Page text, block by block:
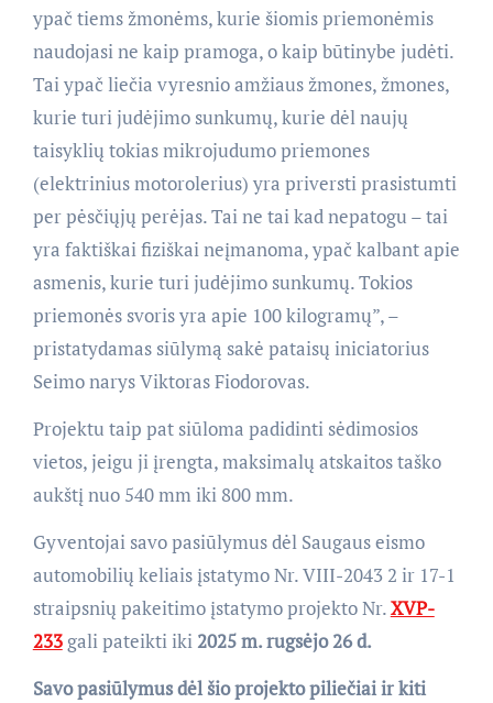
ypač tiems žmonėms, kurie šiomis priemonėmis
naudojasi ne kaip pramoga, o kaip būtinybe judėti.
Tai ypač liečia vyresnio amžiaus žmones, žmones,
kurie turi judėjimo sunkumų, kurie dėl naujų
taisyklių tokias mikrojudumo priemones
(elektrinius motorolerius) yra priversti prasistumti
per pėsčiųjų perėjas. Tai ne tai kad nepatogu – tai
yra faktiškai fiziškai neįmanoma, ypač kalbant apie
asmenis, kurie turi judėjimo sunkumų. Tokios
priemonės svoris yra apie 100 kilogramų”, –
pristatydamas siūlymą sakė pataisų iniciatorius
Seimo narys Viktoras Fiodorovas.
Projektu taip pat siūloma padidinti sėdimosios
vietos, jeigu ji įrengta, maksimalų atskaitos taško
aukštį nuo 540 mm iki 800 mm.
Gyventojai savo pasiūlymus dėl Saugaus eismo
automobilių keliais įstatymo Nr. VIII-2043 2 ir 17-1
straipsnių pakeitimo įstatymo projekto Nr.XVP-
233gali pateikti iki2025 m. rugsėjo 26 d.
Savo pasiūlymus dėl šio projekto piliečiai ir kiti